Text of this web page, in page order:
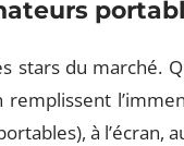
stars du marché.
remplissent
à l’écran,